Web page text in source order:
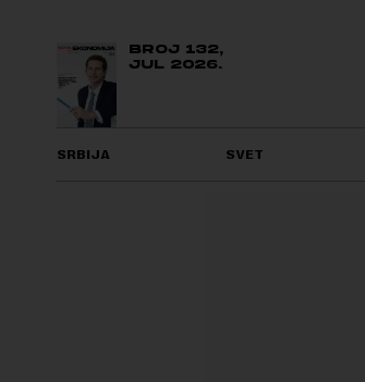
BROJ 132,
JUL 2026.
SRBIJA SVET